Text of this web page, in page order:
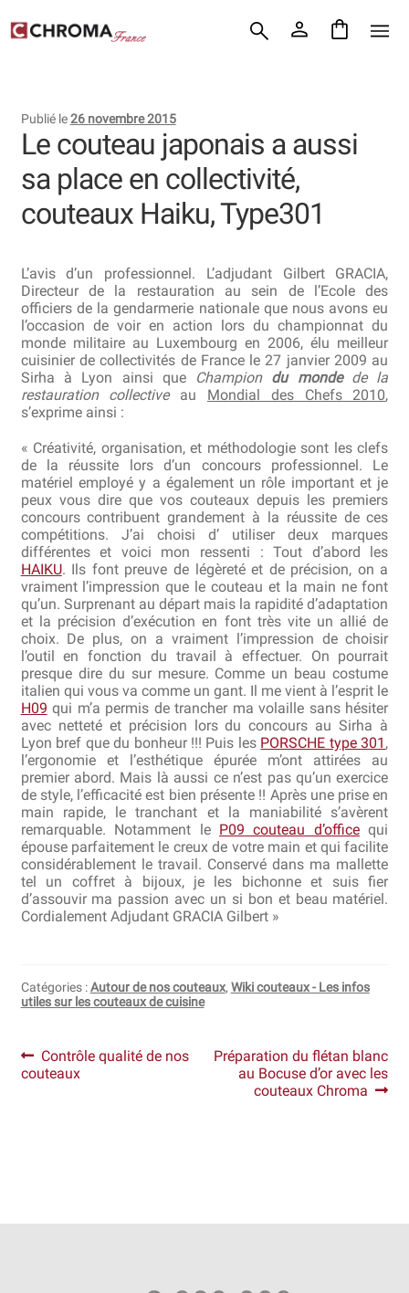
Aller
Aller
Chroma France
Commande
Conditions Générales de Vente
Contact
Expédition le jour même
Frais de port
Hall of Fame
Ma sélection
Mentions légales
Mon Compte
Partenaires
Plan du site
Politique de confidentialité
Politique en matière de remboursements et de retours
Questions / Réponses
Questions-Réponses?
Revendeurs
Revue de presse
Thank you for booking
Trouver mon couteau
Publié le26 novembre 2015
Le couteau japonais a aussi
sa place en collectivité,
couteaux Haiku, Type301
L’avis d’un professionnel. L’adjudant Gilbert GRACIA,
Directeur de la restauration au sein de l’Ecole des
officiers de la gendarmerie nationale que nous avons eu
l’occasion de voir en action lors du championnat du
monde militaire au Luxembourg en 2006, élu meilleur
cuisinier de collectivités de France le 27 janvier 2009 au
Sirha à Lyon ainsi que Champion du mondede la
restauration collectiveau Mondial des Chefs 2010,
s’exprime ainsi :
« Créativité, organisation, et méthodologie sont les clefs
de la réussite lors d’un concours professionnel. Le
matériel employé y a également un rôle important et je
peux vous dire que vos couteaux depuis les premiers
concours contribuent grandement à la réussite de ces
compétitions. J’ai choisi d’ utiliser deux marques
différentes et voici mon ressenti : Tout d’abord les
HAIKU. Ils font preuve de légèreté et de précision, on a
vraiment l’impression que le couteau et la main ne font
qu’un. Surprenant au départ mais la rapidité d’adaptation
et la précision d’exécution en font très vite un allié de
choix. De plus, on a vraiment l’impression de choisir
l’outil en fonction du travail à effectuer. On pourrait
presque dire du sur mesure. Comme un beau costume
italien qui vous va comme un gant. Il me vient à l’esprit le
H09 qui m’a permis de trancher ma volaille sans hésiter
avec netteté et précision lors du concours au Sirha à
Lyon bref que du bonheur !!! Puis les PORSCHE type 301 ,
l’ergonomie et l’esthétique épurée m’ont attirées au
premier abord. Mais là aussi ce n’est pas qu’un exercice
de style, l’efficacité est bien présente !! Après une prise en
main rapide, le tranchant et la maniabilité s’avèrent
remarquable. Notamment le P09 couteau d’officequi
épouse parfaitement le creux de votre main et qui facilite
considérablement le travail. Conservé dans ma mallette
tel un coffret à bijoux, je les bichonne et suis fier
d’assouvir ma passion avec un si bon et beau matériel.
Cordialement Adjudant GRACIA Gilbert »
Catégories :Autour de nos couteaux, Wiki couteaux - Les infos
utiles sur les couteaux de cuisine
Navigation
de
Article
précédent :
Contrôle qualité de nos
couteaux
Article
suivant :
Préparation du flétan blanc
au Bocuse d’or avec les
couteaux Chroma